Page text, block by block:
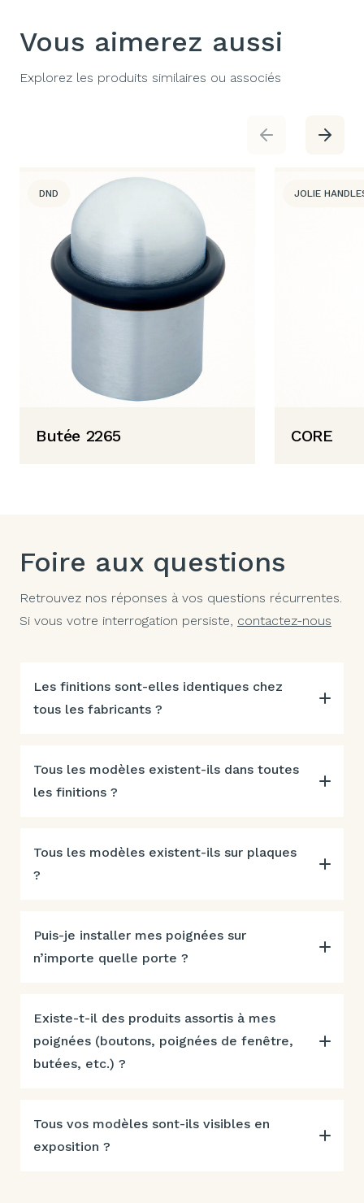
Vous aimerez aussi
Explorez les produits similaires ou associés
DND
Butée 2265
JOLIE
CORE
Foire aux questions
Retrouvez nos réponses à vos questions récurrentes.
Si vous votre interrogation persiste, contactez-nous
Les finitions sont-elles identiques chez
tous les fabricants ?
Tous les modèles existent-ils dans toutes
les finitions ?
Tous les modèles existent-ils sur plaques
?
Puis-je installer mes poignées sur
n’importe quelle porte ?
Existe-t-il des produits assortis à mes
poignées (boutons, poignées de fenêtre,
butées, etc.) ?
Tous vos modèles sont-ils visibles en
exposition ?